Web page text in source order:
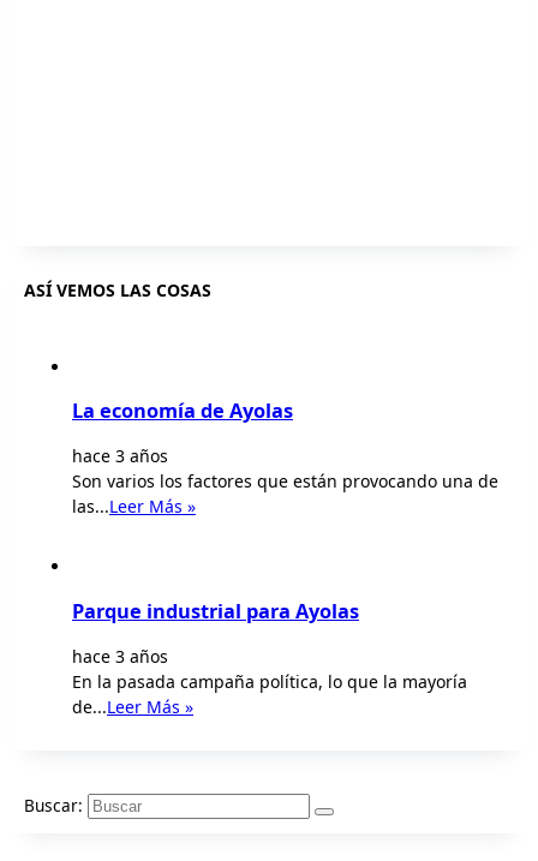
ASÍ VEMOS LAS COSAS
La economía de Ayolas
hace 3 años
Son varios los factores que están provocando una de
las...Leer Más »
Parque industrial para Ayolas
hace 3 años
En la pasada campaña política, lo que la mayoría
de...Leer Más »
Buscar: